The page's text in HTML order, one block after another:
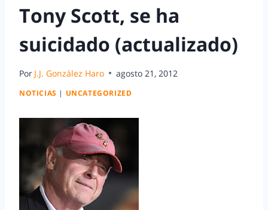
Tony Scott, se ha
suicidado (actualizado)
Por J.J. González Haro agosto 21, 2012
NOTICIAS | UNCATEGORIZED